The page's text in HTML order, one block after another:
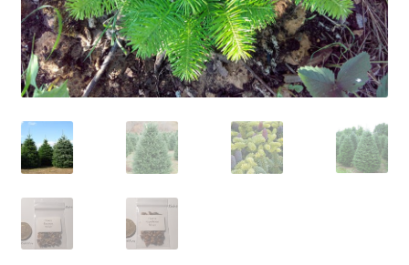
Доставка
Контакты
Отзывы
Мой аккаунт